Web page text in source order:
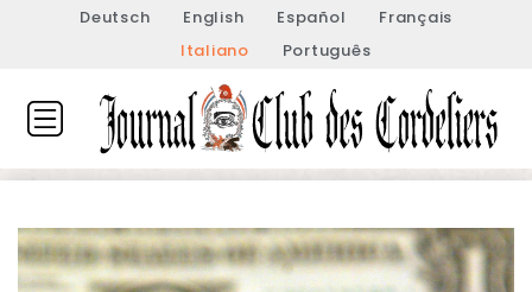
Deutsch English Español
Français
Italiano
Português